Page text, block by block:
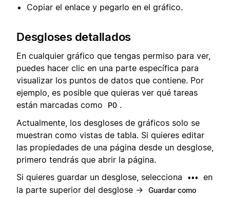
Copiar el enlace y pegarlo en el gráfico.
Desgloses detallados
En cualquier gráfico que tengas permiso para ver,
puedes hacer clic en una parte específica para
visualizar los puntos de datos que contiene. Por
ejemplo, es posible que quieras ver qué tareas
están marcadas como
P0 .
Actualmente, los desgloses de gráficos solo se
muestran como vistas de tabla. Si quieres editar
las propiedades de una página desde un desglose,
primero tendrás que abrir la página.
Si quieres guardar un desglose, selecciona
•••
en
la parte superior del desglose →
Guardar como